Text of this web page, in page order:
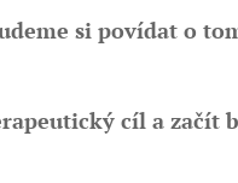
si povídat o
cíl a začít